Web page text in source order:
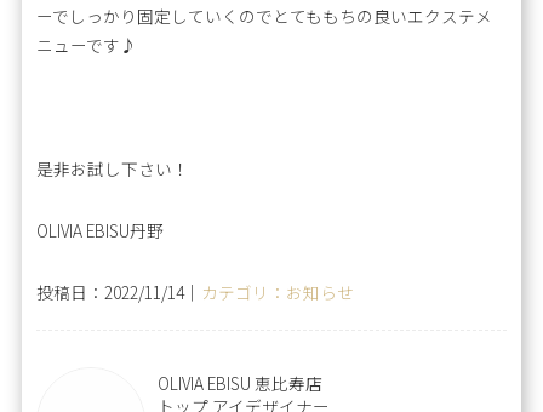
ーでしっかり固定していくのでとてももちの良いエクステメ
ニューです♪
是非お試し下さい！
OLIVIA EBISU丹野
投稿日：2022/11/14｜ カテゴリ：お知らせ
OLIVIA EBISU 恵比寿店
トップ アイデザイナー